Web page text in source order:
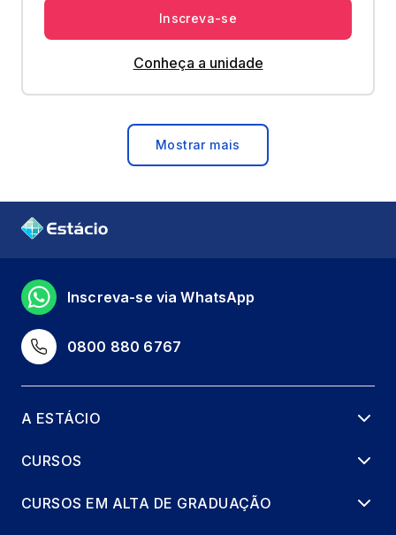
Inscreva-se
Conheça a unidade
Mostrar mais
0800 880 6767
Inscreva-se via WhatsApp
A ESTÁCIO
CURSOS
CURSOS EM ALTA DE GRADUAÇÃO